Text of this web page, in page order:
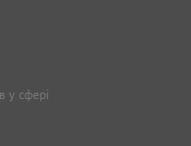
у сфері